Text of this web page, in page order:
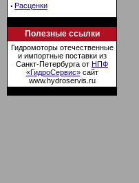
· Расценки
Полезные ссылки
Гидромоторы отечественные
и импортные поставки из
Санкт-Петербурга от НПФ
«ГидроСервис»сайт
www.hydroservis.ru